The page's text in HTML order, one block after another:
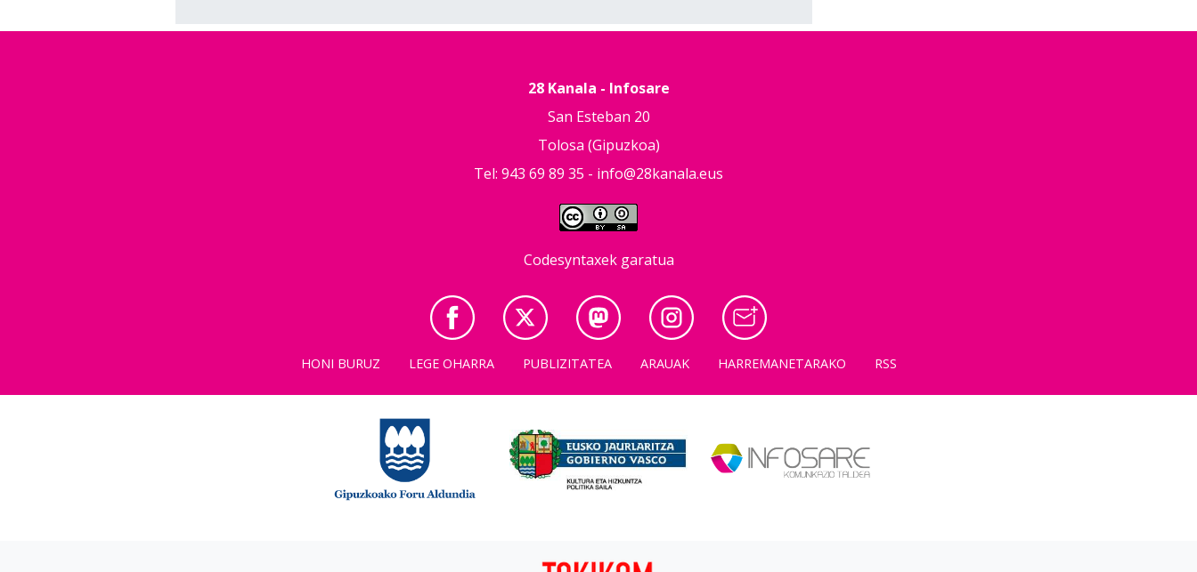
28 Kanala - Infosare
San Esteban 20
Tolosa (Gipuzkoa)
Tel: 943 69 89 35 - info@28kanala.eus
Codesyntaxek garatua
HONI BURUZ LEGE OHARRA PUBLIZITATEA ARAUAK HARREMANETARAKO RSS